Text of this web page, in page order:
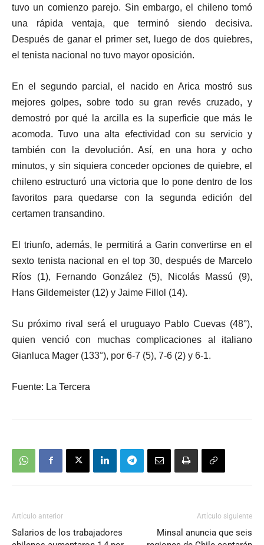
tuvo un comienzo parejo. Sin embargo, el chileno tomó
una rápida ventaja, que terminó siendo decisiva.
Después de ganar el primer set, luego de dos quiebres,
el tenista nacional no tuvo mayor oposición.
En el segundo parcial, el nacido en Arica mostró sus
mejores golpes, sobre todo su gran revés cruzado, y
demostró por qué la arcilla es la superficie que más le
acomoda. Tuvo una alta efectividad con su servicio y
también con la devolución. Así, en una hora y ocho
minutos, y sin siquiera conceder opciones de quiebre, el
chileno estructuró una victoria que lo pone dentro de los
favoritos para quedarse con la segunda edición del
certamen transandino.
El triunfo, además, le permitirá a Garin convertirse en el
sexto tenista nacional en el top 30, después de Marcelo
Ríos (1), Fernando González (5), Nicolás Massú (9),
Hans Gildemeister (12) y Jaime Fillol (14).
Su próximo rival será el uruguayo Pablo Cuevas (48°),
quien venció con muchas complicaciones al italiano
Gianluca Mager (133°), por 6-7 (5), 7-6 (2) y 6-1.
Fuente: La Tercera
Artículo anterior
Salarios de los trabajadores
Artículo siguiente
Minsal anuncia que seis